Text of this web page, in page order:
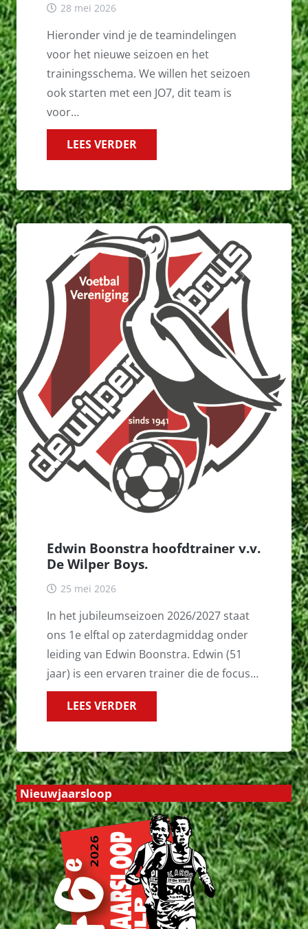
28 mei 2026
Hieronder vind je de teamindelingen
voor het nieuwe seizoen en het
trainingsschema. We willen het seizoen
ook starten met een JO7, dit team is
voor…
LEES VERDER
Edwin Boonstra hoofdtrainer v.v.
De Wilper Boys.
25 mei 2026
In het jubileumseizoen 2026/2027 staat
ons 1e elftal op zaterdagmiddag onder
leiding van Edwin Boonstra. Edwin (51
jaar) is een ervaren trainer die de focus…
LEES VERDER
Nieuwjaarsloop